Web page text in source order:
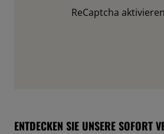
ReCaptcha aktivieren
ENTDECKEN SIE UNSERE SOFORT